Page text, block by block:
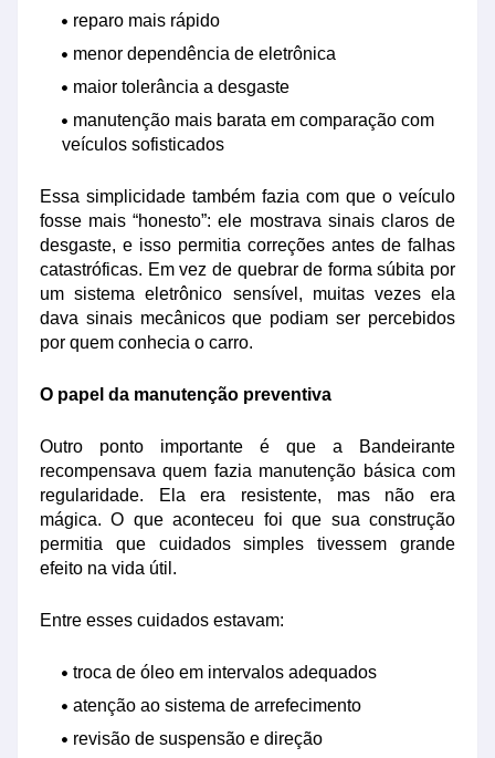
reparo mais rápido
menor dependência de eletrônica
maior tolerância a desgaste
manutenção mais barata em comparação com
veículos sofisticados
Essa simplicidade também fazia com que o veículo
fosse mais “honesto”: ele mostrava sinais claros de
desgaste, e isso permitia correções antes de falhas
catastróficas. Em vez de quebrar de forma súbita por
um sistema eletrônico sensível, muitas vezes ela
dava sinais mecânicos que podiam ser percebidos
por quem conhecia o carro.
O papel da manutenção preventiva
Outro ponto importante é que a Bandeirante
recompensava quem fazia manutenção básica com
regularidade. Ela era resistente, mas não era
mágica. O que aconteceu foi que sua construção
permitia que cuidados simples tivessem grande
efeito na vida útil.
Entre esses cuidados estavam:
troca de óleo em intervalos adequados
atenção ao sistema de arrefecimento
revisão de suspensão e direção